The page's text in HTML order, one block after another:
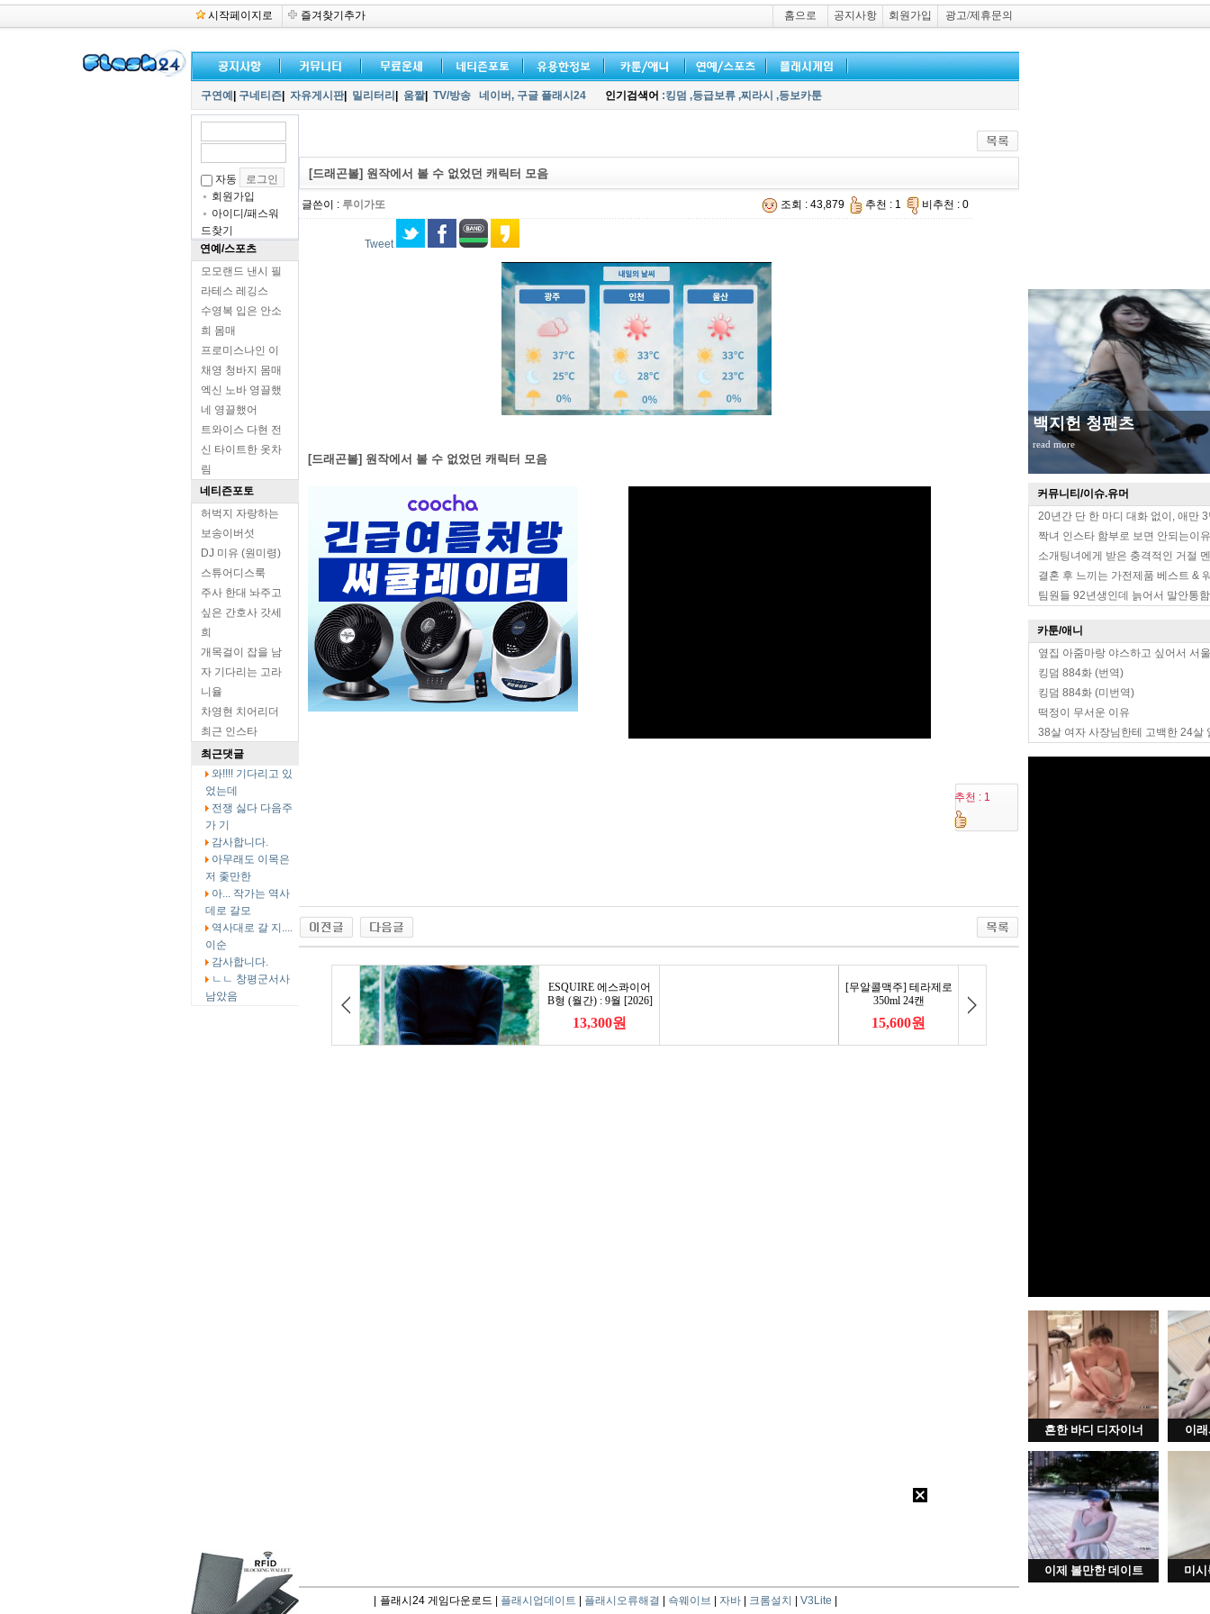
시작페이지로 즐겨찾기추가 홈으로 공지사항 회원가입 광고/제휴문의
백지헌 청팬츠
read more
커뮤니티/이슈.유머
20년간 단 한 마디 대화 없이, 애만
짝녀 인스타 함부로 보면 안되는이유
소개팅녀에게 받은 충격적인 거절
결혼 후 느끼는 가전제품 베스트 &
팀원들 92년생인데 늙어서 말안통
카툰/애니
옆집 아줌마랑 야스하고 싶어서 서
킹덤 884화 (번역)
킹덤 884화 (미번역)
떡정이 무서운 이유
38살 여자 사장님한테 고백한 24살
흔한 바디 디자이너 이
이제 볼만한 데이트 미시
구연예 구네티즌 자유게시판| 밀리터리 움짤| TV/방송 네이버, 구글 플래시24 인기검색어 :킹덤 ,등급보류 ,찌라시 ,등보카툰
자동
회원가입
아이디/패스워
드찾기
연예/스포츠
모모랜드 낸시 필
라테스 레깅스
수영복 입은 안소
희 몸매
프로미스나인 이
채영 청바지 몸매
엑신 노바 영끌했
네 영끌했어
트와이스 다현 전
신 타이트한 옷차
림
네티즌포토
허벅지 자랑하는
보송이버섯
DJ 미유 (원미령)
스튜어디스룩
주사 한대 놔주고
싶은 간호사 갓세
희
개목걸이 잡을 남
자 기다리는 고라
니율
차영현 치어리더
최근 인스타
최근댓글
와!!!! 기다리고 있
었는데
전쟁 싫다 다음주
가 기
감사합니다.
아무래도 이목은
저 좇만한
아... 작가는 역사
데로 갈모
역사대로 갈 지....
이순
감사합니다.
ㄴㄴ 창평군서사
남았음
[드래곤볼] 원작에서 볼 수 없었던 캐릭터 모음
글쓴이 : 루이가또 조회 : 43,879 추천 : 1 비추천 : 0
Tweet
[드래곤볼] 원작에서 볼 수 없었던 캐릭터 모음
추천 : 1
플래시24 게임다운로드 | 플래시업데이트 플래시오류해결 쇽웨이브 자바| 크롬설치 V3Lite